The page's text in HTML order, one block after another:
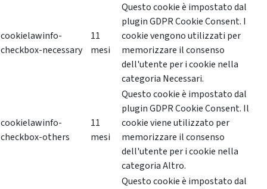
cookielawinfo-
checkbox-necessary
11
mesi
Questo cookie è impostato dal
plugin GDPR Cookie Consent. I
cookie vengono utilizzati per
memorizzare il consenso
dell'utente per i cookie nella
categoria Necessari.
cookielawinfo-
checkbox-others
11
mesi
Questo cookie è impostato dal
plugin GDPR Cookie Consent. Il
cookie viene utilizzato per
memorizzare il consenso
dell'utente per i cookie nella
categoria Altro.
Questo cookie è impostato dal